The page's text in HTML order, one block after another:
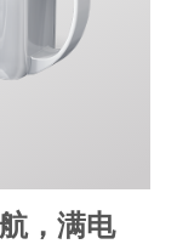
，满电